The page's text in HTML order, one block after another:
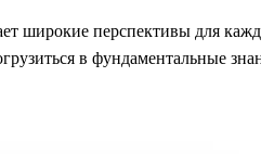
широкие перспективы для
в фундаментальные